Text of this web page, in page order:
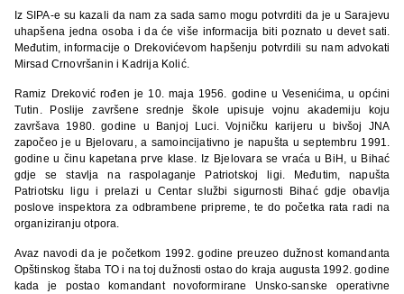
Iz SIPA-e su kazali da nam za sada samo mogu potvrditi da je u Sarajevu
uhapšena jedna osoba i da će više informacija biti poznato u devet sati.
Međutim, informacije o Drekovićevom hapšenju potvrdili su nam advokati
Mirsad Crnovršanin i Kadrija Kolić.
Ramiz Dreković rođen je 10. maja 1956. godine u Vesenićima, u općini
Tutin. Poslije završene srednje škole upisuje vojnu akademiju koju
završava 1980. godine u Banjoj Luci. Vojničku karijeru u bivšoj JNA
započeo je u Bjelovaru, a samoincijativno je napušta u septembru 1991.
godine u činu kapetana prve klase. Iz Bjelovara se vraća u BiH, u Bihać
gdje se stavlja na raspolaganje Patriotskoj ligi. Međutim, napušta
Patriotsku ligu i prelazi u Centar službi sigurnosti Bihać gdje obavlja
poslove inspektora za odbrambene pripreme, te do početka rata radi na
organiziranju otpora.
Avaz navodi da je početkom 1992. godine preuzeo dužnost komandanta
Opštinskog štaba TO i na toj dužnosti ostao do kraja augusta 1992. godine
kada je postao komandant novoformirane Unsko-sanske operativne